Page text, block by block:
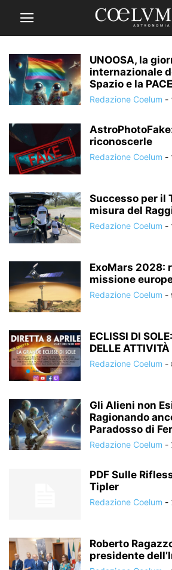
UNOOSA, la
internazionale
Spazio e la PACE
Redazione Coelum -
riconoscerle
Redazione Coelum -
Successo per il
misura del
Redazione Coelum -
ExoMars 2028:
missione
Redazione Coelum -
ECLISSI DI
DELLE
Redazione Coelum -
Gli Alieni non
Ragionando
Paradosso di
Redazione Coelum -
PDF Sulle
Tipler
Redazione Coelum -
Roberto
presidente